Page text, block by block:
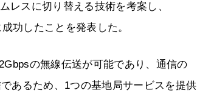
レスに切り替える技術を考案し、
功したことを発表した。
の無線伝送が可能であり、通信の
あるため、1つの基地局サービスを提供